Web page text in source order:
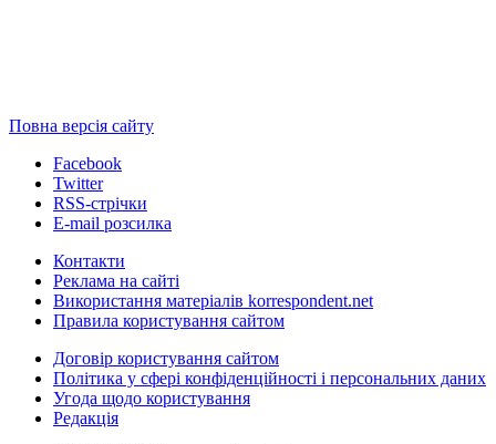
Повна версія сайту
Facebook
Twitter
RSS-стрічки
E-mail розсилка
Контакти
Реклама на сайті
Використання матеріалів korrespondent.net
Правила користування сайтом
Договір користування сайтом
Політика у сфері конфіденційності і персональних даних
Угода щодо користування
Редакція